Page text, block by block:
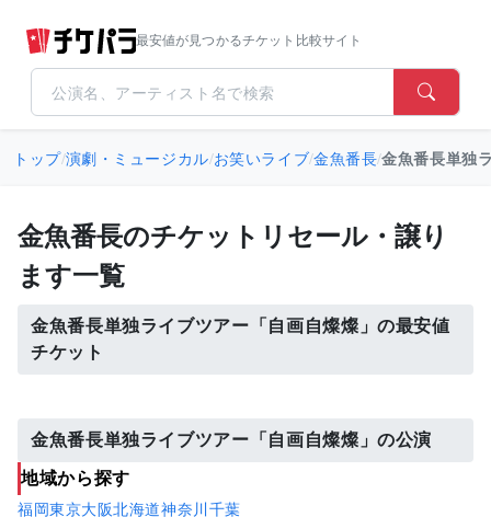
最安値が見つかるチケット比較サイト
トップ/演劇・ミュージカル/お笑いライブ/金魚番長/金魚番長単独
金魚番長のチケットリセール・譲り
ます一覧
金魚番長単独ライブツアー「自画自燦燦」の最安値
チケット
金魚番長単独ライブツアー「自画自燦燦」の公演
地域から探す
福岡東京大阪北海道神奈川 千葉